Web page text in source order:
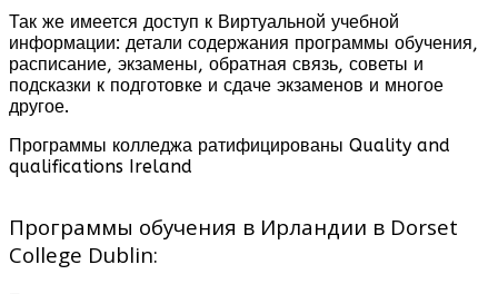
Так же имеется доступ к Виртуальной учебной
информации: детали содержания программы обучения,
расписание, экзамены, обратная связь, советы и
подсказки к подготовке и сдаче экзаменов и многое
другое.
Программы колледжа ратифицированы Quality and
qualifications Ireland
Программы обучения в Ирландии в Dorset
College Dublin: